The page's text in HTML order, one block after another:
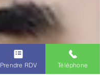
Prendre RDV Téléphone